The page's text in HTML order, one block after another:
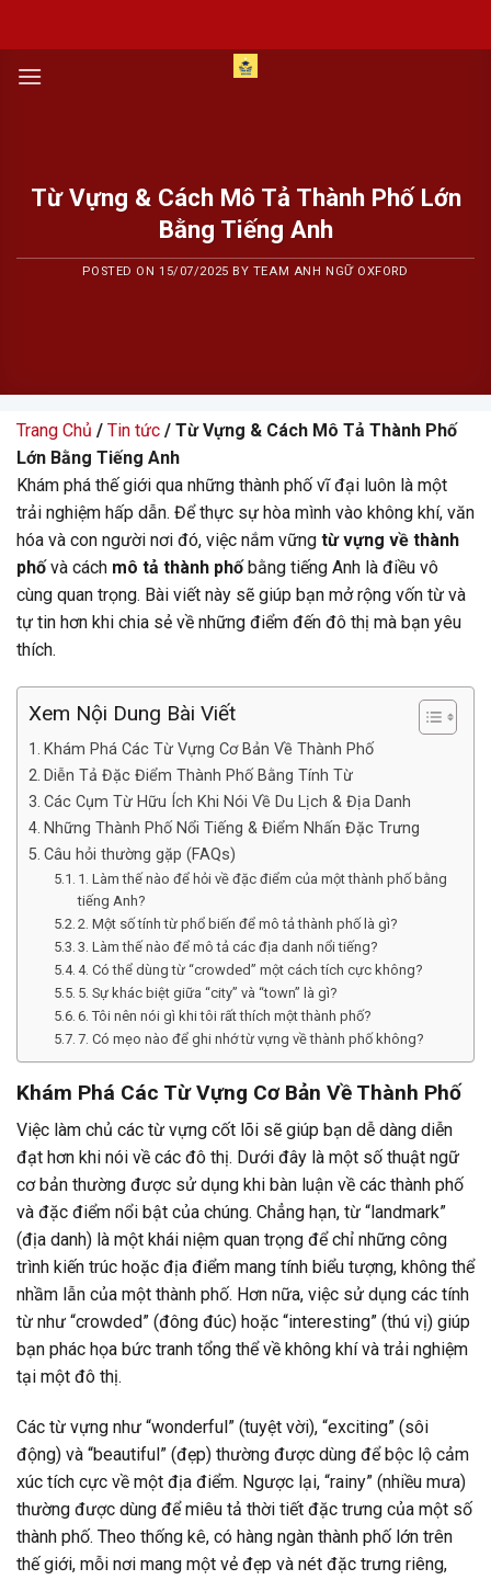
content
Từ Vựng & Cách Mô Tả Thành Phố Lớn
Bằng Tiếng Anh
POSTED ON15/07/2025 BY TEAM ANH NGỮ OXFORD
Trang Chủ / Tin tức / Từ Vựng & Cách Mô Tả Thành Phố
Lớn Bằng Tiếng Anh
Khám phá thế giới qua những thành phố vĩ đại luôn là một
trải nghiệm hấp dẫn. Để thực sự hòa mình vào không khí, văn
hóa và con người nơi đó, việc nắm vững từ vựng về thành
phốvà cách mô tả thành phốbằng tiếng Anh là điều vô
cùng quan trọng. Bài viết này sẽ giúp bạn mở rộng vốn từ và
tự tin hơn khi chia sẻ về những điểm đến đô thị mà bạn yêu
thích.
Xem Nội Dung Bài Viết
Khám Phá Các Từ Vựng Cơ Bản Về Thành Phố
Diễn Tả Đặc Điểm Thành Phố Bằng Tính Từ
Các Cụm Từ Hữu Ích Khi Nói Về Du Lịch & Địa Danh
Những Thành Phố Nổi Tiếng & Điểm Nhấn Đặc Trưng
Câu hỏi thường gặp (FAQs)
1. Làm thế nào để hỏi về đặc điểm của một thành phố bằng
tiếng Anh?
2. Một số tính từ phổ biến để mô tả thành phố là gì?
3. Làm thế nào để mô tả các địa danh nổi tiếng?
4. Có thể dùng từ “crowded” một cách tích cực không?
5. Sự khác biệt giữa “city” và “town” là gì?
6. Tôi nên nói gì khi tôi rất thích một thành phố?
7. Có mẹo nào để ghi nhớ từ vựng về thành phố không?
Khám Phá Các Từ Vựng Cơ Bản Về Thành Phố
Việc làm chủ các từ vựng cốt lõi sẽ giúp bạn dễ dàng diễn
đạt hơn khi nói về các đô thị. Dưới đây là một số thuật ngữ
cơ bản thường được sử dụng khi bàn luận về các thành phố
và đặc điểm nổi bật của chúng. Chẳng hạn, từ “landmark”
(địa danh) là một khái niệm quan trọng để chỉ những công
trình kiến trúc hoặc địa điểm mang tính biểu tượng, không thể
nhầm lẫn của một thành phố. Hơn nữa, việc sử dụng các tính
từ như “crowded” (đông đúc) hoặc “interesting” (thú vị) giúp
bạn phác họa bức tranh tổng thể về không khí và trải nghiệm
tại một đô thị.
Các từ vựng như “wonderful” (tuyệt vời), “exciting” (sôi
động) và “beautiful” (đẹp) thường được dùng để bộc lộ cảm
xúc tích cực về một địa điểm. Ngược lại, “rainy” (nhiều mưa)
thường được dùng để miêu tả thời tiết đặc trưng của một số
thành phố. Theo thống kê, có hàng ngàn thành phố lớn trên
thế giới, mỗi nơi mang một vẻ đẹp và nét đặc trưng riêng,